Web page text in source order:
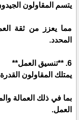
يتسم المقاولون
مما يعزز من ثقة
المحدد.
6. **تنسيق العمل**
يمتلك المقاولون
بما في ذلك العمالة
العمل.